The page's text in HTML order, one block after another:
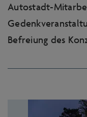
Autostadt-
Befreiung des